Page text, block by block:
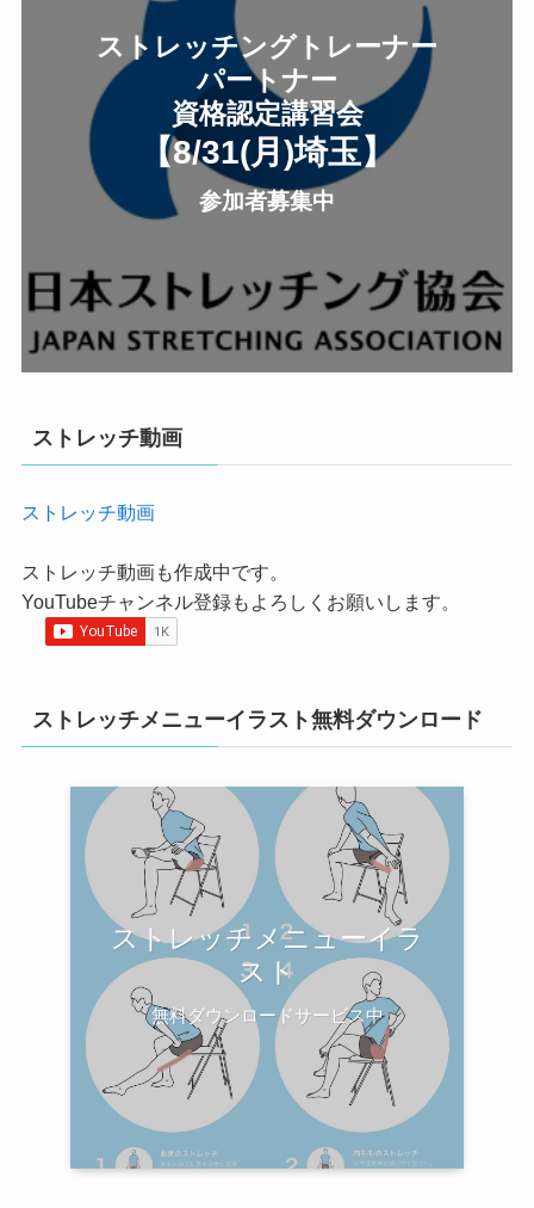
ストレッチングトレーナー
パートナー
資格認定講習会
【8/31(月 )埼玉】
参加者募集中
ストレッチ動画
ストレッチ動画
ストレッチ動画も作成中です。
YouTubeチャンネル登録もよろしくお願いします。
ストレッチメニューイラスト無料ダウンロード
ストレッチメニューイラ
スト
無料ダウンロードサービス中